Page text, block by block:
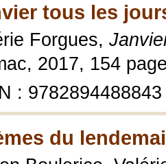
tous les
Forgues,
2017, 154
: 9782894488843
du